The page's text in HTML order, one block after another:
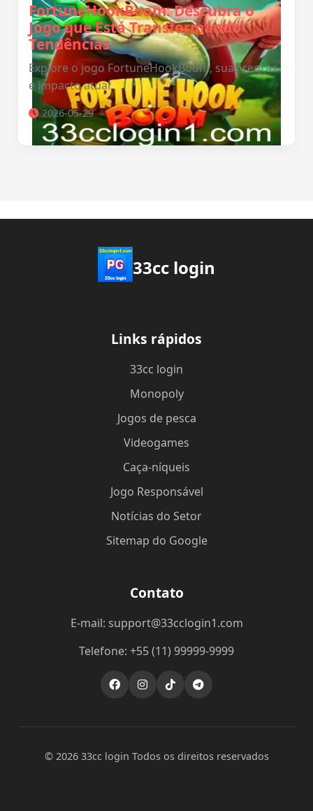
FortuneHookBoom: Descubra o
Jogo que Está Transformando
Tendências
Explore o jogo FortuneHookBoom, suas regras
e impacto atual.
2026-05-29
33cc login
Links rápidos
33cc login
Monopoly
Jogos de pesca
Videogames
Caça-níqueis
Jogo Responsável
Notícias do Setor
Sitemap do Google
Contato
E-mail: support@33cclogin1.com
Telefone: +55 (11) 99999-9999
© 2026 33cc login Todos os direitos reservados